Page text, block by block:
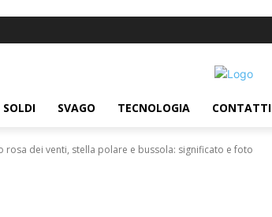
SOLDI SVAGO TECNOLOGIA CONTATTI
rosa dei venti, stella polare e bussola: significato e foto